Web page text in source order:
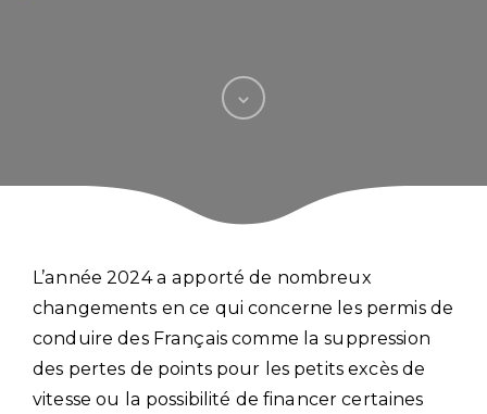
L’année 2024 a apporté de nombreux
changements en ce qui concerne les permis de
conduire des Français comme la suppression
des pertes de points pour les petits excès de
vitesse ou la possibilité de financer certaines